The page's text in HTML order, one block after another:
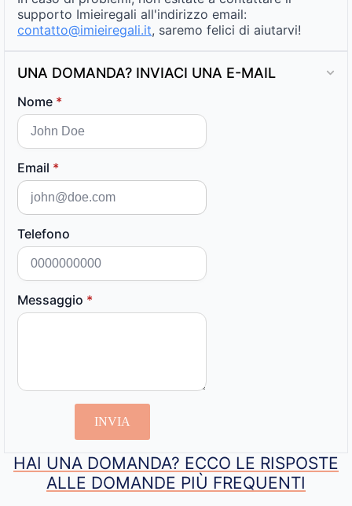
supporto Imieiregali all'indirizzo email:
contatto@imieiregali.it, saremo felici di aiutarvi!
UNA DOMANDA? INVIACI UNA E-MAIL
Nome *
Email *
Telefono
Messaggio *
INVIA
HAI UNA DOMANDA? ECCO LE RISPOSTE
ALLE DOMANDE PIÙ FREQUENTI